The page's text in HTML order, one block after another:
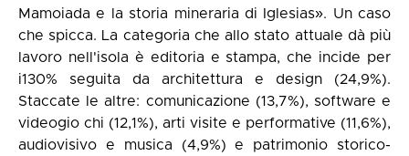
Mamoiada e la storia mineraria di Iglesias». Un caso
che spicca. La categoria che allo stato attuale dà più
lavoro nell'isola è editoria e stampa, che incide per
i130% seguita da architettura e design (24,9%).
Staccate le altre: comunicazione (13,7%), software e
videogio chi (12,1%), arti visite e performative (11,6%),
audiovisivo e musica (4,9%) e patrimonio storico-